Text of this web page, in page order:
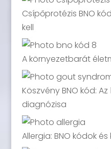
Csípőprotézis BNO
kell
A környezetbarát
Köszvény BNO kód:
diagnózisa
Allergia: BNO kódok